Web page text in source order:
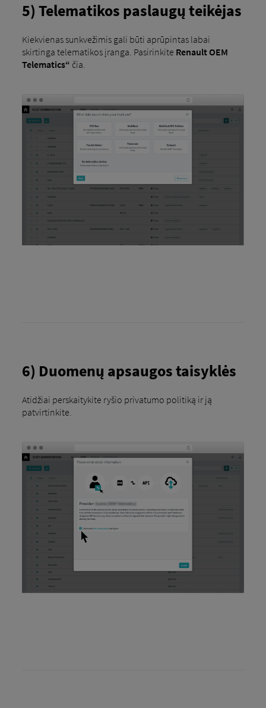
5) Telematikos paslaugų teikėjas
Kiekvienas sunkvežimis gali būti aprūpintas labai
skirtinga telematikos įranga. Pasirinkite Renault OEM
Telematics“ čia.
6) Duomenų apsaugos taisyklės
Atidžiai perskaitykite ryšio privatumo politiką ir ją
patvirtinkite.